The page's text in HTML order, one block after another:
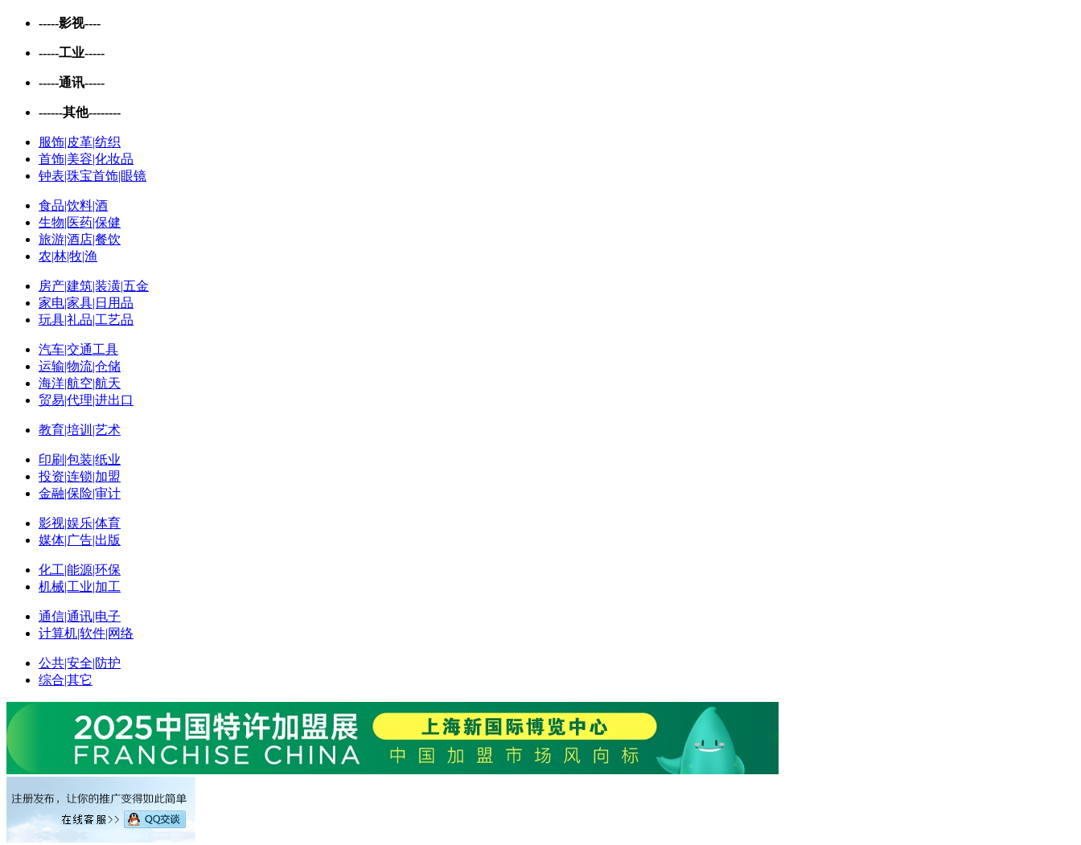
-----影视----
-----工业-----
-----通讯-----
------其他--------
服饰|皮革|纺织
首饰|美容|化妆品
钟表|珠宝首饰|眼镜
食品|饮料|酒
生物|医药|保健
旅游|酒店|餐饮
农|林|牧|渔
房产|建筑|装潢|五金
家电|家具|日用品
玩具|礼品|工艺品
汽车|交通工具
运输|物流|仓储
海洋|航空|航天
贸易|代理|进出口
教育|培训|艺术
印刷|包装|纸业
投资|连锁|加盟
金融|保险|审计
影视|娱乐|体育
媒体|广告|出版
化工|能源|环保
机械|工业|加工
通信|通讯|电子
计算机|软件|网络
公共|安全|防护
综合|其它